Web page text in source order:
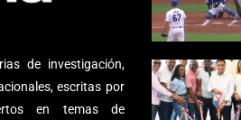
de investigación,
escritas por
en temas de